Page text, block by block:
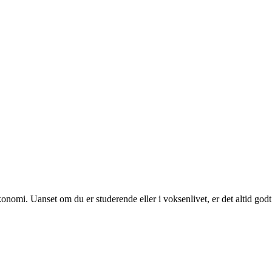
Uanset om du er studerende eller i voksenlivet, er det altid godt